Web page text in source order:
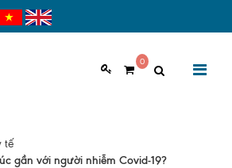
0
Giới thiệu chung
tế
gần với người nhiễm Covid-19?